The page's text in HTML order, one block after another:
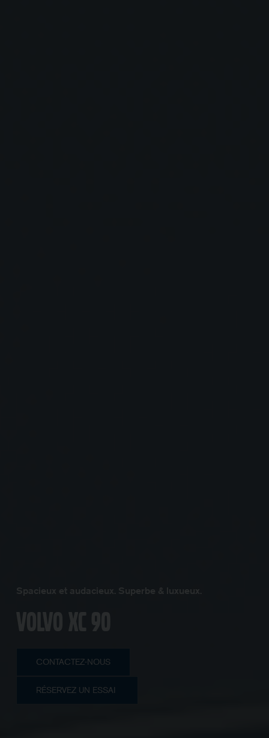
Spacieux et audacieux. Superbe & luxueux.
Volvo XC 90
CONTACTEZ-NOUS
RÉSERVEZ UN ESSAI